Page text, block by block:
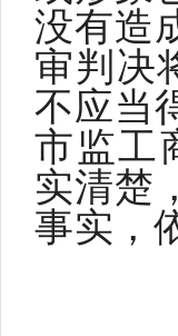
没有造
审判决
不应当
市监工
实清楚
事实，